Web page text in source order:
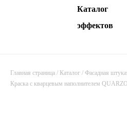
Каталог
эффектов
Главная страница / Каталог / Фасадная
Краска с кварцевым наполнителем